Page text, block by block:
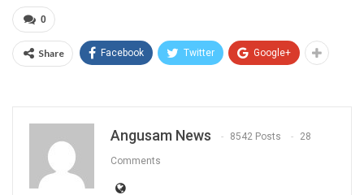
0
Share Facebook Twitter Google+
Angusam News 8542 Posts 28
Comments